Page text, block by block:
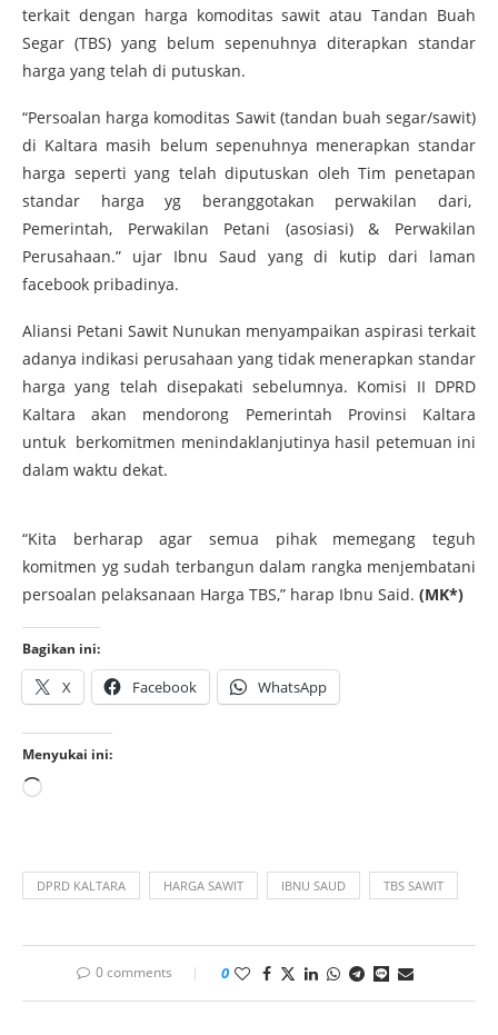
terkait dengan harga komoditas sawit atau Tandan Buah
Segar (TBS) yang belum sepenuhnya diterapkan standar
harga yang telah di putuskan.
“Persoalan harga komoditas Sawit (tandan buah segar/sawit)
di Kaltara masih belum sepenuhnya menerapkan standar
harga seperti yang telah diputuskan oleh Tim penetapan
standar harga yg beranggotakan perwakilan dari,
Pemerintah, Perwakilan Petani (asosiasi) & Perwakilan
Perusahaan.” ujar Ibnu Saud yang di kutip dari laman
facebook pribadinya.
Aliansi Petani Sawit Nunukan menyampaikan aspirasi terkait
adanya indikasi perusahaan yang tidak menerapkan standar
harga yang telah disepakati sebelumnya. Komisi II DPRD
Kaltara akan mendorong Pemerintah Provinsi Kaltara
untuk berkomitmen menindaklanjutinya hasil petemuan ini
dalam waktu dekat.
“Kita berharap agar semua pihak memegang teguh
komitmen yg sudah terbangun dalam rangka menjembatani
persoalan pelaksanaan Harga TBS,” harap Ibnu Said. (MK*)
Bagikan ini:
X Facebook WhatsApp
Menyukai ini:
DPRD KALTARA HARGA SAWIT IBNU SAUD TBS SAWIT
0 comments 0